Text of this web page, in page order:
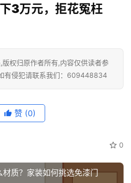
3万元，拒花冤枉
权归原作者所有,内容仅供读者参
有侵犯请联系我们：609448834
赞 (0)
0
质？家装如何挑选免漆门